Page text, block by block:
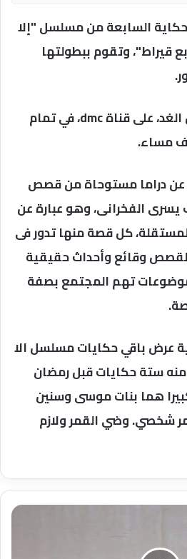
السابعة من مسلسل "إلا
قيراط"، وتقوم ببطولتها
تعرض الحكاية بدءا من الغد، على قناة dmc، في تمام
مساء.
عن دراما مستوحاة من قصص
يسرى الفخرانى، وهو عبارة عن
كل قصة منها تدور فى
القصص وقائع وأحداث حقيقية
تهم المجتمع بصفة
عرض باقي حكايات مسلسل الا
ستة حكايات قبل رمضان
هما بنات موسى وسنين
شخصي. وضي القمر ولازم